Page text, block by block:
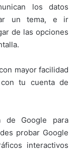
los datos
un tema, e ir
de las opciones
mayor facilidad
tu cuenta de
de Google para
probar Google
interactivos